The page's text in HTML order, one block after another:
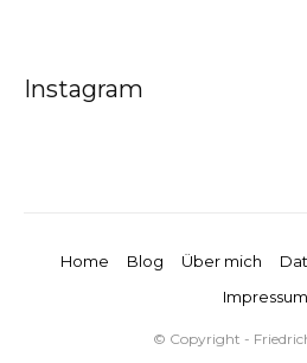
Instagram
Home Blog Über mich
Impressum
© Copyright -